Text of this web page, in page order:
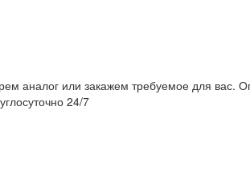
аналог или закажем требуемое для вас.
24/7